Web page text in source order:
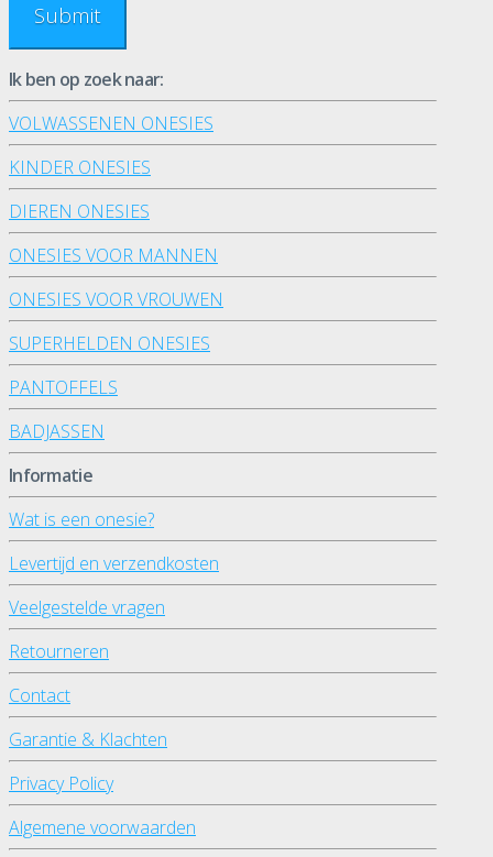
Ik ben op zoek naar:
VOLWASSENEN ONESIES
KINDER ONESIES
DIEREN ONESIES
ONESIES VOOR MANNEN
ONESIES VOOR VROUWEN
SUPERHELDEN ONESIES
PANTOFFELS
BADJASSEN
Informatie
Wat is een onesie?
Levertijd en verzendkosten
Veelgestelde vragen
Retourneren
Contact
Garantie & Klachten
Privacy Policy
Algemene voorwaarden